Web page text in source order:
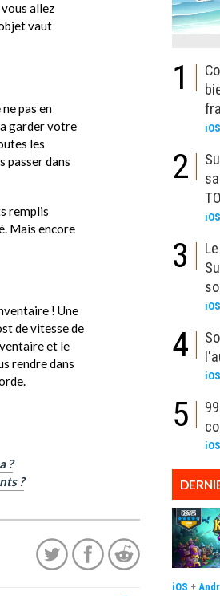
allez
vaut
pas en
garder votre
les
passer dans
remplis
Mais encore
! Une
de vitesse de
et le
rendre dans
?
?
1
iOS
2
iOS
3
iOS
4
iOS
5
iOS
iOS +